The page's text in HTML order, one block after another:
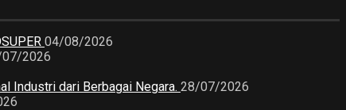
04/08/2026
2026
Industri dari Berbagai Negara. 28/07/2026